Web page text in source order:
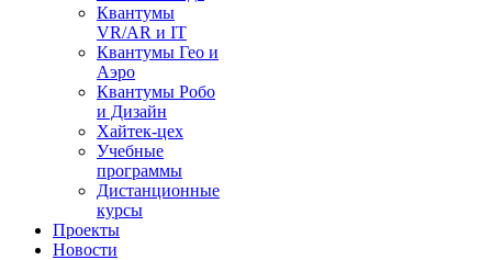
Квантумы
VR/AR и IT
Квантумы Гео и
Аэро
Квантумы Робо
и Дизайн
Хайтек-цех
Учебные
программы
Дистанционные
курсы
Проекты
Новости